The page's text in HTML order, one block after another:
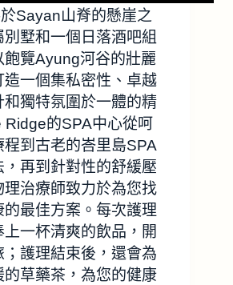
Sayan山脊的懸崖之
墅和一個日落酒吧組
飽覽Ayung河谷的壯麗
造一個集私密性、卓越
和獨特氛圍於一體的精
的SPA中心從呵
到古老的峇里島SPA
再到針對性的舒緩壓
理治療師致力於為您找
的最佳方案。每次護理
一杯清爽的飲品，開
護理結束後，還會為
的草藥茶，為您的健康